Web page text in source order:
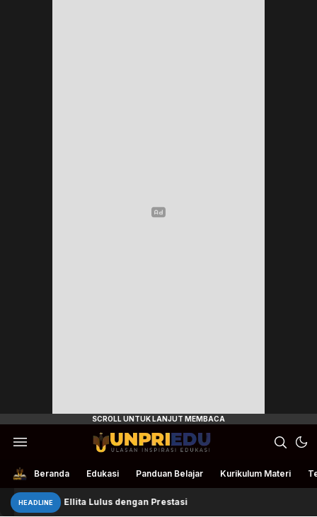
UnpriEdu
Ulasan Inspirasi Edukasi
Beranda Edukasi Panduan Belajar Kurikulum Materi
HEADLINE Ellita Lulus dengan Prestasi